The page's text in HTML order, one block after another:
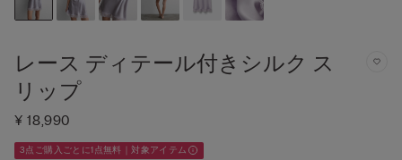
レース ディテール付きシルク ス
リップ
¥ 18,990
3点ご購入ごとに1点無料｜対象アイテム